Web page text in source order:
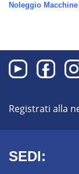
Noleggio
Registrati alla
SEDI: